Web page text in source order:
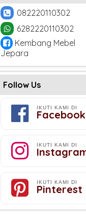
082220110302
6282220110302
Kembang Mebel
Jepara
Follow Us
IKUTI KAMI DI
Facebook
IKUTI KAMI DI
IKUTI KAMI DI
Pinterest